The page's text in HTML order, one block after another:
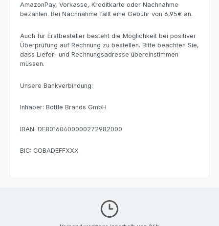
AmazonPay, Vorkasse, Kreditkarte oder Nachnahme
bezahlen. Bei Nachnahme fällt eine Gebühr von 6,95€ an.
Auch für Erstbesteller besteht die Möglichkeit bei positiver
Überprüfung auf Rechnung zu bestellen. Bitte beachten Sie,
dass Liefer- und Rechnungsadresse übereinstimmen
müssen.
Unsere Bankverbindung:
Inhaber: Bottle Brands GmbH
IBAN: DE80160400000272982000
BIC: COBADEFFXXX